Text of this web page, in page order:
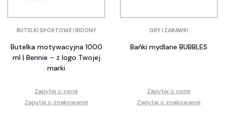
BUTELKI SPORTOWE I BIDONY
Butelka motywacyjna 1000
ml | Bennie – z logo Twojej
marki
Zapytaj o cenę
Zapytaj o znakowanie
GRY I ZABAWKI
Bańki mydlane BUBBLES
Zapytaj o cenę
Zapytaj o znakowanie